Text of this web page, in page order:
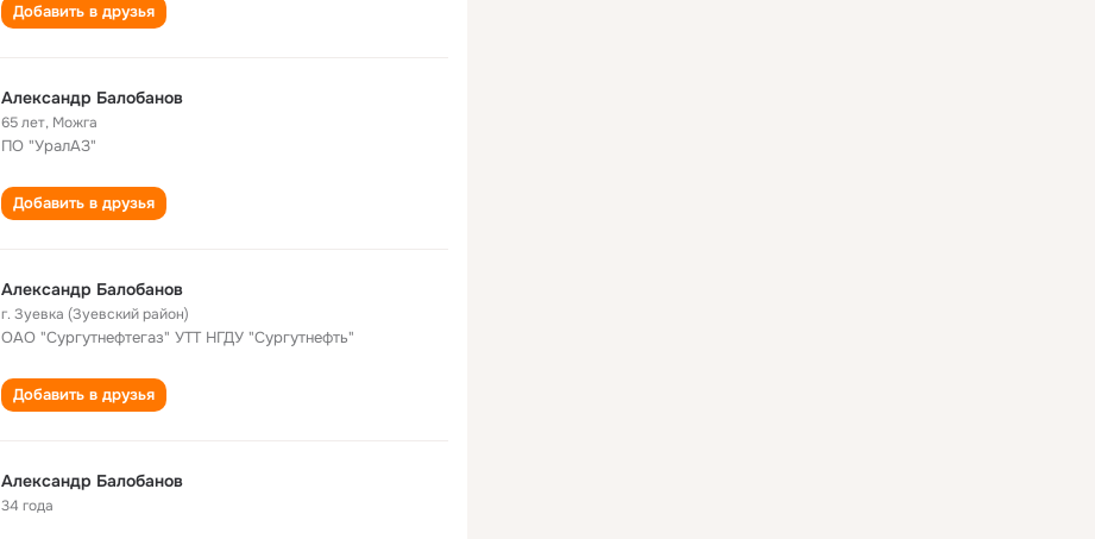
Добавить в друзья
Александр Балобанов
65 лет, Можга
ПО "УралАЗ"
Добавить в друзья
Александр Балобанов
г. Зуевка (Зуевский район)
ОАО "Сургутнефтегаз" УТТ НГДУ "Сургутнефть"
Добавить в друзья
Александр Балобанов
34 года